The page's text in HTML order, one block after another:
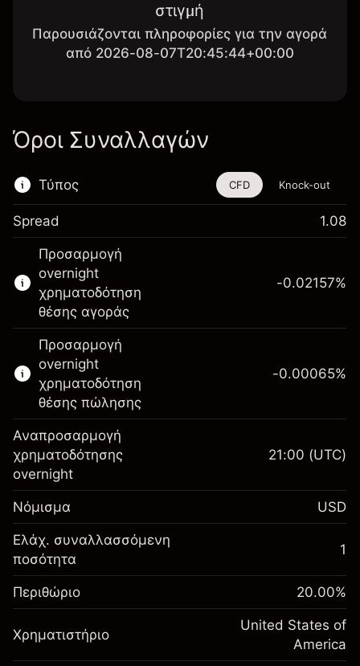
στιγμή
Παρουσιάζονται πληροφορίες για την αγορά
από 2026-08-07T20:45:44+00:00
Όροι Συναλλαγών
Τύπος
Αυτό το χρηματοοικονομικό εργαλείο είναι
διαθέσιμο για διαπραγμάτευση μέσω CFDs
και Knock-outs.
Μάθετε περισσότερα σχετικά με:
CFDs
Knock-outs
CFD Knock-out
Spread 1.08
Προσαρμογή
overnight
χρηματοδότηση
θέσης αγοράς
Περιθώριο. Η επένδυσή
σας
$1,000.00
Αναπροσαρμογή
χρηματοδότησης κατά
τη διάρκεια της νύχτας
Χρεώσεις από την πλήρη αξία
της θέσης
-0.021568
Μέγεθος διαπραγμάτευσης με μόχλευση
~$5,000.00
Χρήματα από μόχλευση ~
$4,000.00
-0.02157%
Προσαρμογή
overnight
χρηματοδότηση
θέσης πώλησης
Περιθώριο. Η επένδυσή
σας
Αναπροσαρμογή
χρηματοδότησης κατά
τη διάρκεια της νύχτας
Χρεώσεις από την πλήρη αξία
της θέσης
-0.000654
%
(-$0.03)
-0.00065%
Αναπροσαρμογή
χρηματοδότησης
overnight
21:00 (UTC)
Νόμισμα USD
Ελάχ. συναλλασσόμενη
ποσότητα
1
Περιθώριο 20.00%
Χρηματιστήριο
United States of
America